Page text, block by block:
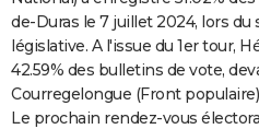
Dictionnaire
Biographies
Citations
Expressions
Proverbes
PROGRAMME TV
COPAINS D'AVANT
S'inscrire
Se connecter
Lycées
Collèges
Primaires
Universités
Entreprises
Service militaire
Avis de recherche
AVIS DE DÉCÈS
de-Duras le 7 juillet 2024, lors
législative. A l'issue du 1er tour,
42.59% des bulletins de vote,
Courregelongue (Front
Le prochain rendez-vous